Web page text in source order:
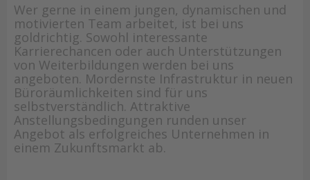
Wer gerne in einem jungen, dynamischen und
motivierten Team arbeitet, ist bei uns
goldrichtig. Sowohl interessante
Karrierechancen oder auch Unterstützungen
von Weiterbildungen werden bei uns
angeboten. Mordernste Infrastruktur in neuen
Büroräumlichkeiten sind für uns
selbstverständlich. Attraktive
Anstellungsbedingungen runden unser
Angebot als erfolgreiches Unternehmen in
einem Zukunftsmarkt ab.